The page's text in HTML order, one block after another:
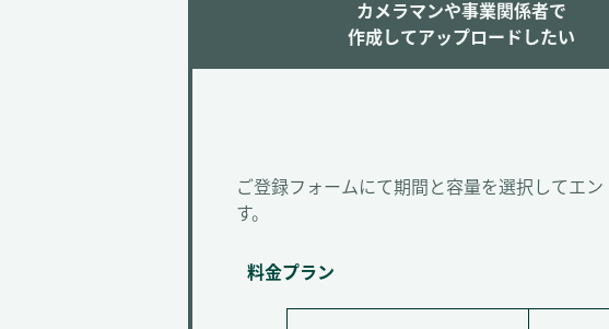
カメラマンや事業関係者で
作成してアップロードしたい
ご登録フォームにて期間と容量を選択してエ
す。
料金プラン